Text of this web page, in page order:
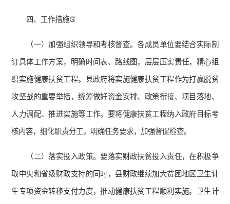
四、工作措施
（一）加强组织领导和考核督查。各成员单位要结合实际制
订具体工作方案，明确时间表、路线图，层层压实责任，精心组
织实施健康扶贫工程。县政府将实施健康扶贫工程作为打赢脱贫
攻坚战的重要举措，统筹做好资金安排、政策衔接、项目落地、
人力调配、推进实施等工作。要将健康扶贫工程纳入政府目标考
核内容，细化职责分工，明确任务要求，加强督促检查。
（二）落实投入政策。要落实财政扶贫投入责任，在积极争
取中央和省级财政支持的同时，县财政继续加大贫困地区卫生计
生专项资金转移支付力度，推动健康扶贫工程顺利实施。卫生计